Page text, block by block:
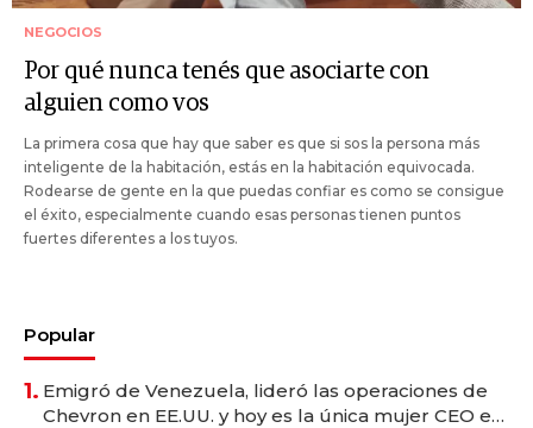
NEGOCIOS
Por qué nunca tenés que asociarte con
alguien como vos
La primera cosa que hay que saber es que si sos la persona más
inteligente de la habitación, estás en la habitación equivocada.
Rodearse de gente en la que puedas confiar es como se consigue
el éxito, especialmente cuando esas personas tienen puntos
fuertes diferentes a los tuyos.
Popular
1. Emigró de Venezuela, lideró las operaciones de
Chevron en EE.UU. y hoy es la única mujer CEO en